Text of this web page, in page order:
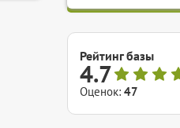
Рейтинг базы
4.7
Оценок:47